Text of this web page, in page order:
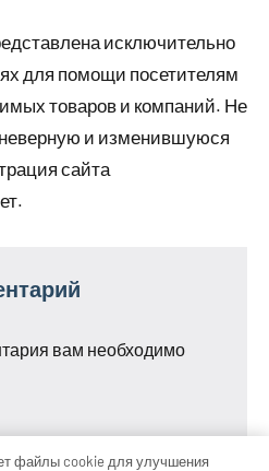
исключительно
для помощи посетителям
товаров и компаний. Не
и изменившуюся
сайта
вам необходимо
файлы cookie для улучшения